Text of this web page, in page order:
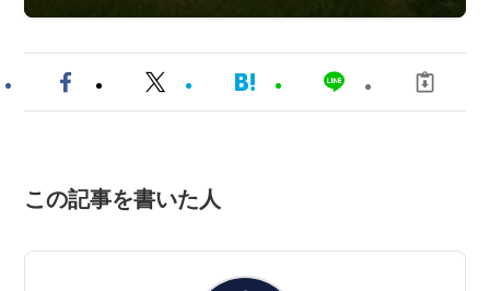
この記事を書いた人